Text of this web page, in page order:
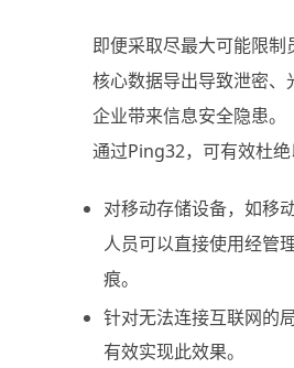
即便采取尽最大可能限
核心数据导出导致泄密
企业带来信息安全隐患。
通过Ping32，可有效杜绝
对移动存储设备，如移
人员可以直接使用经管
痕。
针对无法连接互联网的
有效实现此效果。